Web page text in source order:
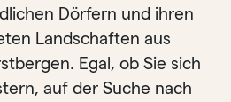
Dörfern und ihren
Landschaften aus
Egal, ob Sie sich
auf der Suche nach